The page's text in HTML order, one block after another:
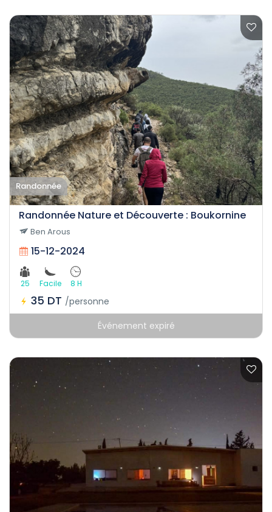
Randonnée
Randonnée Nature et Découverte : Boukornine
Ben Arous
15-12-2024
25 Facile 8 H
35 DT /personne
Événement expiré